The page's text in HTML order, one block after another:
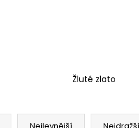
Žluté zlato
Nejlevnější Nejdražší